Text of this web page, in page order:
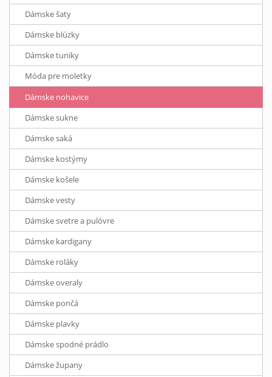
Dámske šaty
Dámske blúzky
Dámske tuniky
Móda pre moletky
Dámske nohavice
Dámske sukne
Dámske saká
Dámske kostýmy
Dámske košele
Dámske vesty
Dámske svetre a pulóvre
Dámske kardigany
Dámske roláky
Dámske overaly
Dámske pončá
Dámske plavky
Dámske spodné prádlo
Dámske župany